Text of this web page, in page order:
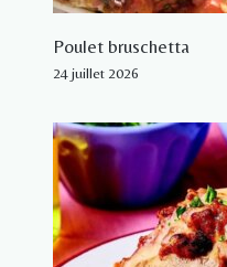
Poulet bruschetta
24 juillet 2026